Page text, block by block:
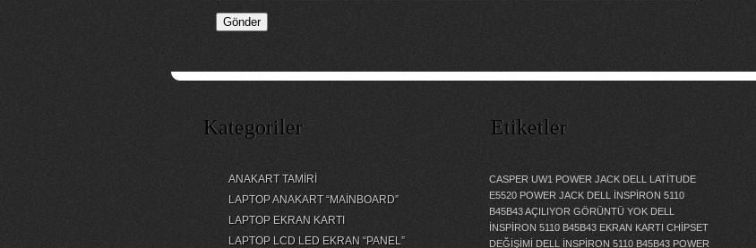
Kategoriler
ANAKART TAMİRİ
LAPTOP ANAKART “MAİNBOARD”
LAPTOP EKRAN KARTI
LAPTOP LCD LED EKRAN “PANEL”
Etiketler
CASPER UW1 POWER JACK DELL LATİTUDE
E5520 POWER JACK DELL İNSPİRON 5110
B45B43 AÇILIYOR GÖRÜNTÜ YOK DELL
İNSPİRON 5110 B45B43 EKRAN KARTI CHİPSET
DEĞİŞİMİ
DELL İNSPİRON 5110 B45B43 POWER